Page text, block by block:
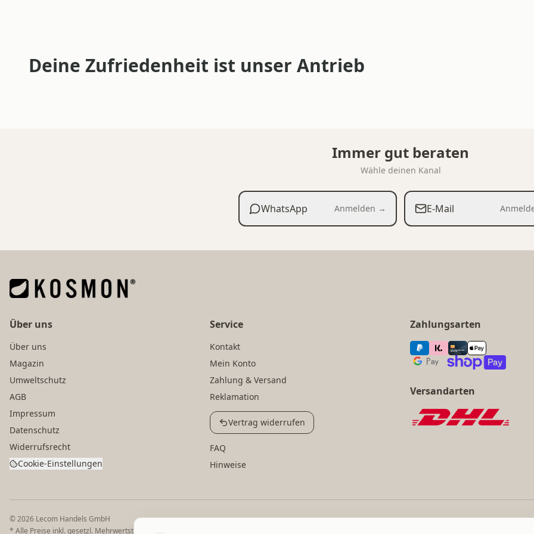
Deine Zufriedenheit ist unser Antrieb
Immer gut beraten
Wähle deinen Kanal
WhatsApp Anmelden → E-Mail
Über uns
Über uns
Magazin
Umweltschutz
AGB
Impressum
Datenschutz
Widerrufsrecht
Cookie-Einstellungen
Service
Kontakt
Mein Konto
Zahlung & Versand
Reklamation
Vertrag widerrufen
FAQ
Hinweise
Zahlungsarten
Versandarten
©2026 Lecom Handels GmbH
* Alle Preise inkl. gesetzl. Mehrwertsteuer zzgl. Versandkosten und ggf. Nachnahmegebühren, wenn nicht anders angegeben.